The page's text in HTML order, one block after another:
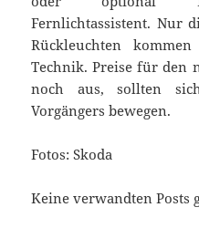
Fernlichtassistent. Nur
Rückleuchten
Technik. Preise für den
noch aus, sollten
Vorgängers bewegen.
Fotos: Skoda
Keine verwandten Posts